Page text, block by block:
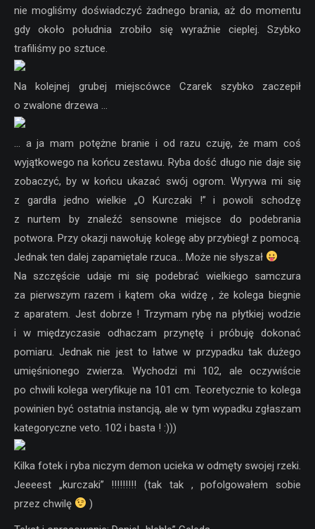
nie mogliśmy doświadczyć żadnego brania, aż do momentu
gdy około południa zrobiło się wyraźnie cieplej. Szybko
trafiliśmy po sztuce.
Na kolejnej grubej miejscówce Czarek szybko zaczepił
o zwalone drzewa …
… a ja mam potężne branie i od razu czuję, że mam coś
wyjątkowego na końcu zestawu. Ryba dość długo nie daje się
zobaczyć, by w końcu ukazać swój ogrom. Wyrywa mi się
z gardła jedno wielkie „O Kurczaki !” i powoli schodzę
z nurtem by znaleźć sensowne miejsce do podebrania
potwora. Przy okazji nawołuję kolegę aby przybiegł z pomocą.
Jednak ten dalej zapamiętale rzuca… Może nie słyszał
Na szczęście udaje mi się podebrać wielkiego samczura
za pierwszym razem i kątem oka widzę , że kolega biegnie
z aparatem. Jest dobrze ! Trzymam rybę na płytkiej wodzie
i w międzyczasie odhaczam przynętę i próbuję dokonać
pomiaru. Jednak nie jest to łatwe w przypadku tak dużego
umięśnionego zwierza. Wychodzi mi 102, ale oczywiście
po chwili kolega weryfikuje na 101 cm. Teoretycznie to kolega
powinien być ostatnia instancją, ale w tym wypadku zgłaszam
kategoryczne veto. 102 i basta ! :)))
Kilka fotek i ryba niczym demon ucieka w odmęty swojej rzeki.
Jeeeest „kurczaki” !!!!!!!!! (tak tak , pofolgowałem sobie
przez chwilę
)